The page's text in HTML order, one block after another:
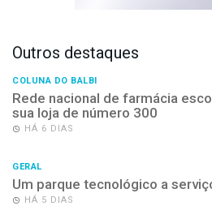
Outros destaques
COLUNA DO BALBI
Rede nacional de farmácia
sua loja de número 300
HÁ 6 DIAS
GERAL
Um parque tecnológico a
HÁ 5 DIAS